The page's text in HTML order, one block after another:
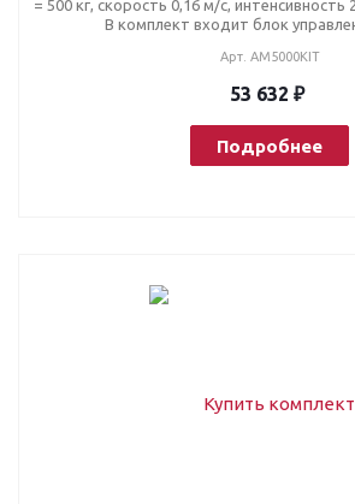
= 500 кг, скорость 0,16 м/с, интенсивность
В комплект входит блок
Арт. AM5000KIT
53 632 ₽
Подробнее